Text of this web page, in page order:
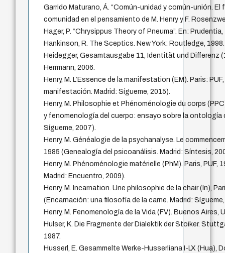
Garrido Maturano, Á. “Común-unidad y común-unión.
comunidad en el pensamiento de M. Henry y F.
Hager, P. “Chrysippus Theory of Pneuma”. En:
Hankinson, R. The Sceptics. New York: Routledge, 1998.
Heidegger, Gesamtausgabe 11, Identität und Differenz
Herrmann, 2006.
Henry, M. L’Essence de la manifestation (EM). Paris:
manifestación. Madrid: Sígueme, 2015).
Henry, M. Philosophie et Phénoménologie du corps
y fenomenología del cuerpo: ensayo sobre la ontología
Sígueme, 2007).
Henry, M. Généalogie de la psychanalyse. Le
1985 (Genealogía del psicoanálisis. Madrid: Síntesis,
Henry, M. Phénoménologie matérielle (PhM). Paris, PUF,
Madrid: Encuentro, 2009).
Henry, M. Incarnation. Une philosophie de la chair (In),
(Encarnación: una filosofía de la carne. Madrid:
Henry, M. Fenomenología de la Vida (FV). Buenos Aires,
Hulser, K. Die Fragmente der Dialektik der Stoiker.
1987.
Husserl, E. Gesammelte Werke-Husserliana I-LX (Hua),